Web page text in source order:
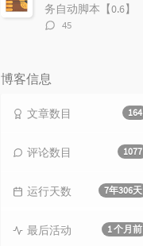
务自动脚本【0.6】
评
45
博客信息
164
文章数目
1077
评论数目
7年306天
运行天数
1 个月前
最后活动